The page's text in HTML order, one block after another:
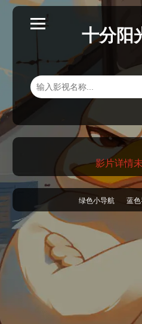
十分阳
影片详情未
绿色小导航 蓝